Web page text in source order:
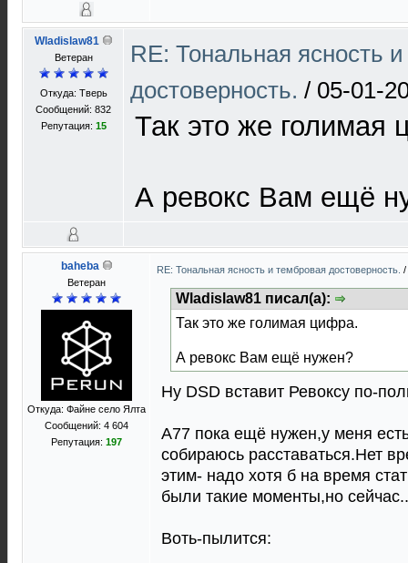
Wladislaw81
Ветеран
Откуда: Тверь
Сообщений: 832
Репутация: 15
RE: Тональная ясность
достоверность. / 05-01-
Так это же голимая
А ревокс Вам ещё
baheba
Ветеран
Откуда: Файне село Ялта
Сообщений: 4 604
Репутация: 197
RE: Тональная ясность и тембровая достоверность. /
Wladislaw81 писал(а):
Так это же голимая цифра.
А ревокс Вам ещё нужен?
Ну DSD вставит Ревоксу по-
А77 пока ещё нужен,у меня
собираюсь расставаться.Нет
этим- надо хотя б на время
были такие моменты,но
Воть-пылится: